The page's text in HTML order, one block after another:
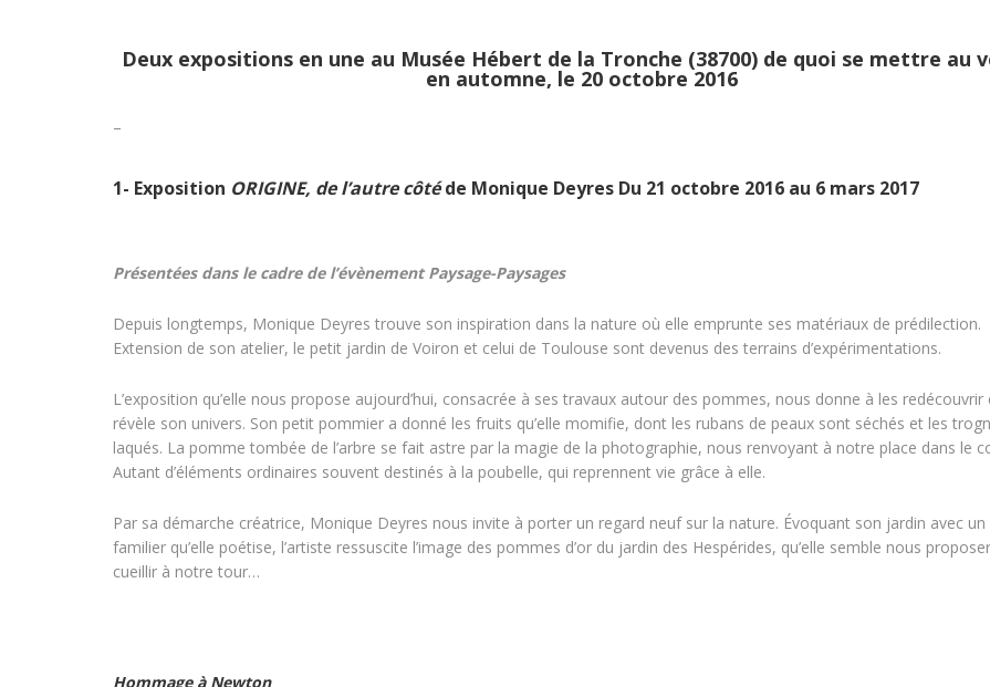
Deux expositions en une au Musée Hébert de la Tronche (38700) de quoi se mettre au
en automne, le 20 octobre 2016
–
1- Exposition ORIGINE, de l’autre côtéde Monique Deyres Du 21 octobre 2016 au 6 mars 2017
Présentées dans le cadre de l’évènement Paysage-Paysages
Depuis longtemps, Monique Deyres trouve son inspiration dans la nature où elle emprunte ses matériaux de prédilection.
Extension de son atelier, le petit jardin de Voiron et celui de Toulouse sont devenus des terrains d’expérimentations.
L’exposition qu’elle nous propose aujourd’hui, consacrée à ses travaux autour des pommes, nous donne à les redécouvrir
révèle son univers. Son petit pommier a donné les fruits qu’elle momifie, dont les rubans de peaux sont séchés et les
laqués. La pomme tombée de l’arbre se fait astre par la magie de la photographie, nous renvoyant à notre place dans le
Autant d’éléments ordinaires souvent destinés à la poubelle, qui reprennent vie grâce à elle.
Par sa démarche créatrice, Monique Deyres nous invite à porter un regard neuf sur la nature. Évoquant son jardin avec
familier qu’elle poétise, l’artiste ressuscite l’image des pommes d’or du jardin des Hespérides, qu’elle semble nous
cueillir à notre tour…
Hommage à Newton